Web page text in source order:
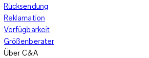
Rücksendung
Reklamation
Verfügbarkeit
Größenberater
Über C&A